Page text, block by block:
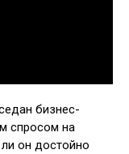
бизнес-
спросом на
он достойно